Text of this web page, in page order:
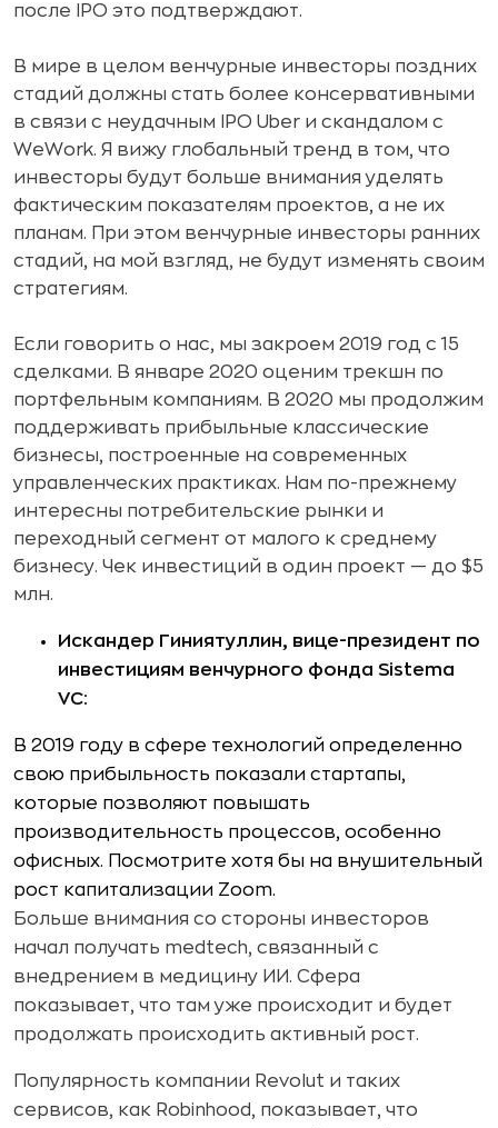
после IPO это подтверждают.
В мире в целом венчурные инвесторы поздних
стадий должны стать более консервативными
в связи с неудачным IPO Uber и скандалом с
WeWork. Я вижу глобальный тренд в том, что
инвесторы будут больше внимания уделять
фактическим показателям проектов, а не их
планам. При этом венчурные инвесторы ранних
стадий, на мой взгляд, не будут изменять своим
стратегиям.
Если говорить о нас, мы закроем 2019 год с 15
сделками. В январе 2020 оценим трекшн по
портфельным компаниям. В 2020 мы продолжим
поддерживать прибыльные классические
бизнесы, построенные на современных
управленческих практиках. Нам по-прежнему
интересны потребительские рынки и
переходный сегмент от малого к среднему
бизнесу. Чек инвестиций в один проект — до $5
млн.
Искандер Гиниятуллин, вице-президент по
инвестициям венчурного фонда Sistema
VC:
В 2019 году в сфере технологий определенно
свою прибыльность показали стартапы,
которые позволяют повышать
производительность процессов, особенно
офисных. Посмотрите хотя бы на внушительный
рост капитализации Zoom.
Больше внимания со стороны инвесторов
начал получать medtech, связанный с
внедрением в медицину ИИ. Сфера
показывает, что там уже происходит и будет
продолжать происходить активный рост.
Популярность компании Revolut и таких
сервисов, как Robinhood, показывает, что